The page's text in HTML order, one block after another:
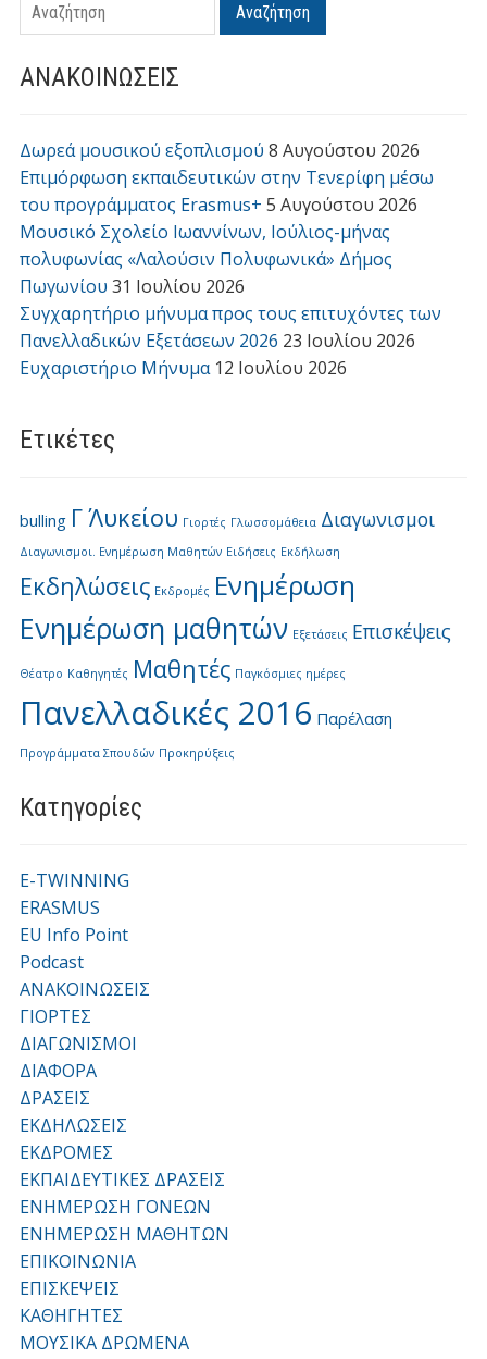
Αναζήτηση
ΑΝΑΚΟΙΝΩΣΕΙΣ
Δωρεά μουσικού εξοπλισμού 8 Αυγούστου 2026
Επιμόρφωση εκπαιδευτικών στην Τενερίφη μέσω
του προγράμματος Erasmus+ 5 Αυγούστου 2026
Μουσικό Σχολείο Ιωαννίνων, Ιούλιος-μήνας
πολυφωνίας «Λαλούσιν Πολυφωνικά» Δήμος
Πωγωνίου 31 Ιουλίου 2026
Συγχαρητήριο μήνυμα προς τους επιτυχόντες των
Πανελλαδικών Εξετάσεων 2026 23 Ιουλίου 2026
Ευχαριστήριο Μήνυμα 12 Ιουλίου 2026
Ετικέτες
bulling Γ΄ Λυκείου Γιορτές Γλωσσομάθεια Διαγωνισμοι
Διαγωνισμοι. Ενημέρωση Μαθητών Ειδήσεις Εκδήλωση
Εκδηλώσεις Εκδρομές Ενημέρωση
Ενημέρωση μαθητών Εξετάσεις Επισκέψεις
Θέατρο Καθηγητές Μαθητές Παγκόσμιες ημέρες
Πανελλαδικές 2016 Παρέλαση
Προγράμματα Σπουδών Προκηρύξεις
Kατηγορίες
E-TWINNING
ERASMUS
EU Info Point
Podcast
ΑΝΑΚΟΙΝΩΣΕΙΣ
ΓΙΟΡΤΕΣ
ΔΙΑΓΩΝΙΣΜΟΙ
ΔΙΑΦΟΡΑ
ΔΡΑΣΕΙΣ
ΕΚΔΗΛΩΣΕΙΣ
ΕΚΔΡΟΜΕΣ
ΕΚΠΑΙΔΕΥΤΙΚΕΣ ΔΡΑΣΕΙΣ
ΕΝΗΜΕΡΩΣΗ ΓΟΝΕΩΝ
ΕΝΗΜΕΡΩΣΗ ΜΑΘΗΤΩΝ
ΕΠΙΚΟΙΝΩΝΙΑ
ΕΠΙΣΚΕΨΕΙΣ
ΚΑΘΗΓΗΤΕΣ
ΜΟΥΣΙΚΑ ΔΡΩΜΕΝΑ